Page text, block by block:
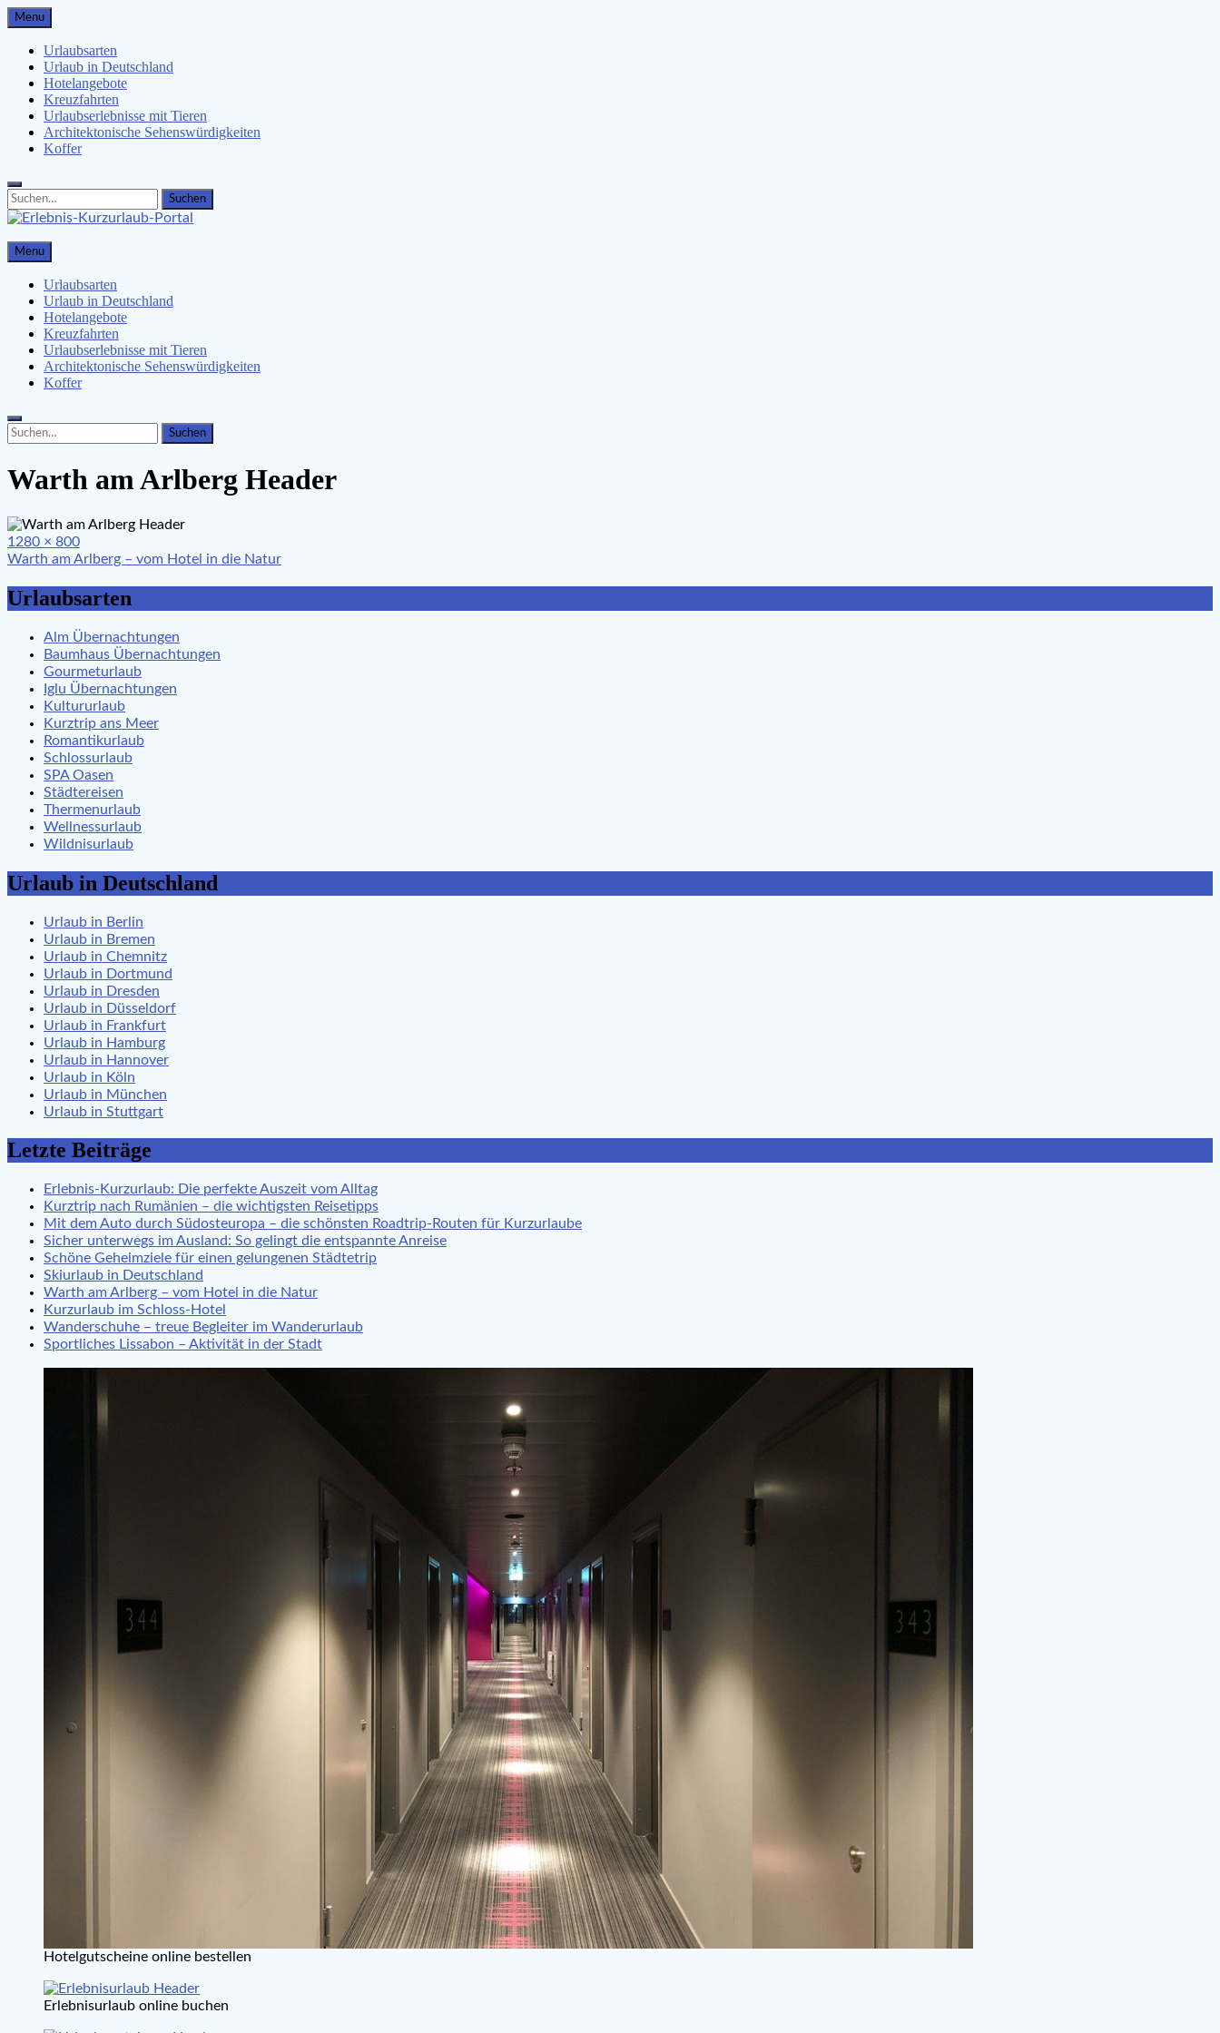
Skip
to
content
Menu
Urlaubsarten
Urlaub in Deutschland
Hotelangebote
Kreuzfahrten
Urlaubserlebnisse mit Tieren
Architektonische Sehenswürdigkeiten
Koffer
Search
for:
Search
Erlebnis-Kurzurlaub-Portal
Urlaubsangebote, Erlebnisse & mehr
Menu
Urlaubsarten
Urlaub in Deutschland
Hotelangebote
Kreuzfahrten
Urlaubserlebnisse mit Tieren
Architektonische Sehenswürdigkeiten
Koffer
Search
for:
Search
Warth am Arlberg Header
Full
size
1280 × 800
Beitragsnavigation
Warth am Arlberg – vom Hotel in die Natur
Urlaubsarten
Alm Übernachtungen
Baumhaus Übernachtungen
Gourmeturlaub
Iglu Übernachtungen
Kultururlaub
Kurztrip ans Meer
Romantikurlaub
Schlossurlaub
SPA Oasen
Städtereisen
Thermenurlaub
Wellnessurlaub
Wildnisurlaub
Urlaub in Deutschland
Urlaub in Berlin
Urlaub in Bremen
Urlaub in Chemnitz
Urlaub in Dortmund
Urlaub in Dresden
Urlaub in Düsseldorf
Urlaub in Frankfurt
Urlaub in Hamburg
Urlaub in Hannover
Urlaub in Köln
Urlaub in München
Urlaub in Stuttgart
Letzte Beiträge
Erlebnis-Kurzurlaub: Die perfekte Auszeit vom Alltag
Kurztrip nach Rumänien – die wichtigsten Reisetipps
Mit dem Auto durch Südosteuropa – die schönsten Roadtrip-Routen für Kurzurlaube
Sicher unterwegs im Ausland: So gelingt die entspannte Anreise
Schöne Geheimziele für einen gelungenen Städtetrip
Skiurlaub in Deutschland
Warth am Arlberg – vom Hotel in die Natur
Kurzurlaub im Schloss-Hotel
Wanderschuhe – treue Begleiter im Wanderurlaub
Sportliches Lissabon – Aktivität in der Stadt
Hotelgutscheine online bestellen
Erlebnisurlaub online buchen